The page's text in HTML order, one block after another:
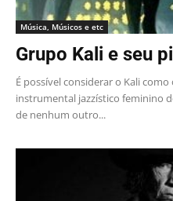
Música, Músicos e etc
Grupo Kali e seu
É possível considerar o Kali
instrumental jazzístico feminino
de nenhum outro...